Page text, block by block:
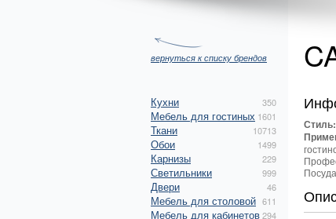
вернуться к списку брендов
Кухни 350
Мебель для гостиных 1601
Ткани 10713
Обои 1499
Карнизы 229
Светильники 999
Двери 46
Мебель для столовой 611
Мебель для кабинетов294
Стиль: